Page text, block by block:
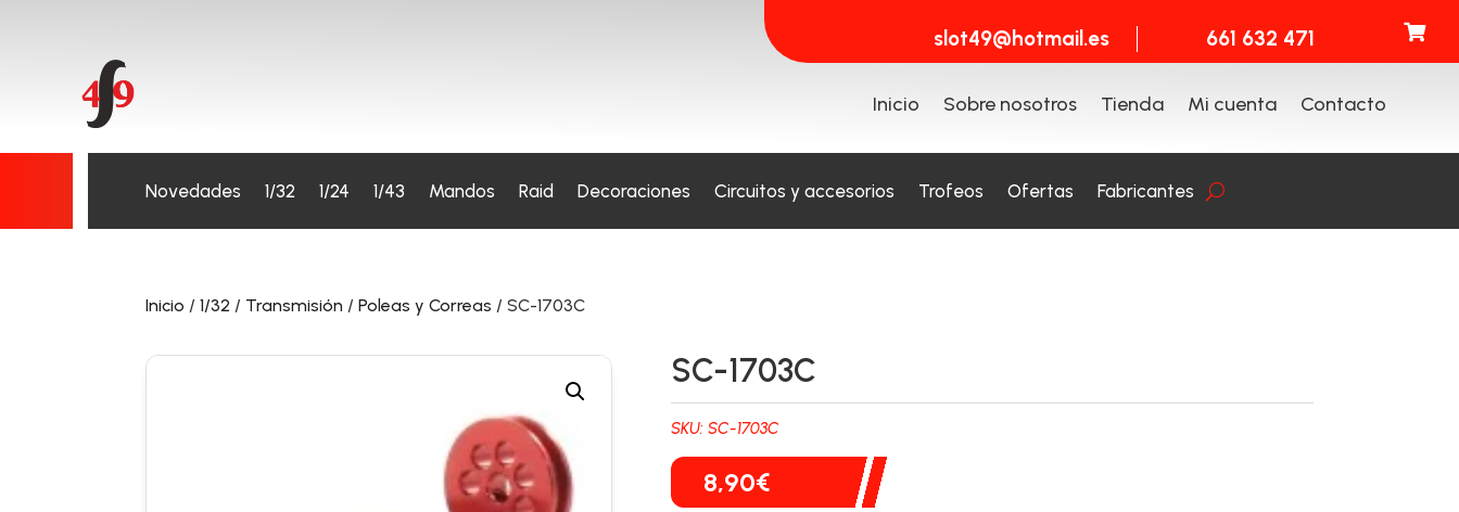
slot49@hotmail.es 661 632 471 
Inicio Sobre nosotros Tienda Mi cuenta Contacto
Novedades 1/32 1/24 1/43 Mandos Raid Decoraciones Circuitos y accesorios Trofeos Ofertas Fabricantes
Inicio /1/32 / Transmisión /Poleas y Correas / SC-1703C
SC-1703C
SKU:SC-1703C
8,90€